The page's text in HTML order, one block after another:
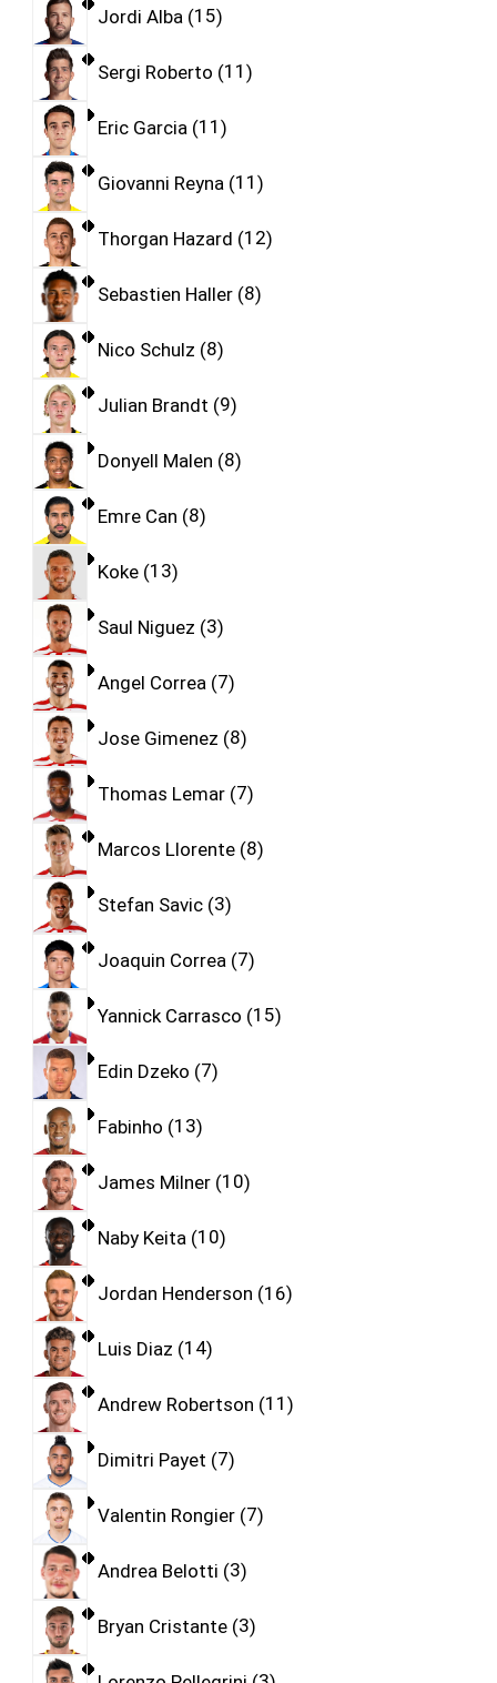
Jordi Alba 15
Sergi Roberto 11
Eric Garcia 11
Giovanni Reyna 11
Thorgan Hazard 12
Sebastien Haller 8
Nico Schulz 8
Julian Brandt 9
Donyell Malen 8
Emre Can 8
Koke 13
Saul Niguez 3
Angel Correa 7
Jose Gimenez 8
Thomas Lemar 7
Marcos Llorente 8
Stefan Savic 3
Joaquin Correa 7
Yannick Carrasco 15
Edin Dzeko 7
Fabinho 13
James Milner 10
Naby Keita 10
Jordan Henderson 16
Luis Diaz 14
Andrew Robertson 11
Dimitri Payet 7
Valentin Rongier 7
Andrea Belotti 3
Bryan Cristante 3